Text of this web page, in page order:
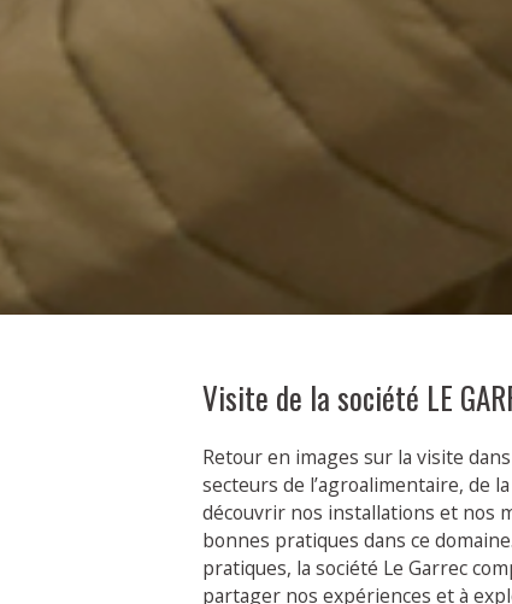
Visite de la société LE
Retour en images sur la visite
secteurs de l’agroalimentaire, de
découvrir nos installations et nos
bonnes pratiques dans ce
pratiques, la société Le Garrec
partager nos expériences et à